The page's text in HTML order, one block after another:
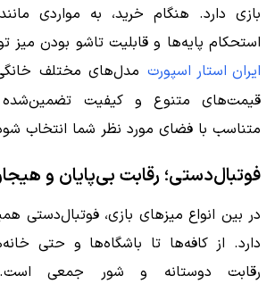
بازی دارد. هنگام خرید، به مواردی
استحکام پایه‌ها و قابلیت تاشو بودن میز
ایران استار اسپورت مدل‌های مختلف
قیمت‌های متنوع و کیفیت
متناسب با فضای مورد نظر شما انتخاب
فوتبال‌دستی؛ رقابت بی‌پایان و
در بین انواع میزهای بازی، فوتبال‌دستی
دارد. از کافه‌ها تا باشگاه‌ها و حتی
رقابت دوستانه و شور جمعی است.